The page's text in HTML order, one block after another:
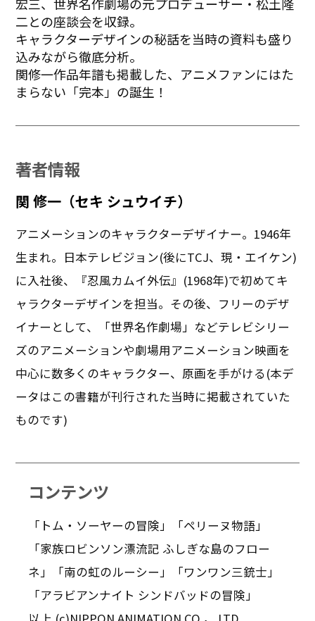
宏三、世界名作劇場の元プロデューサー・松土隆
二との座談会を収録。
キャラクターデザインの秘話を当時の資料も盛り
込みながら徹底分析。
関修一作品年譜も掲載した、アニメファンにはた
まらない「完本」の誕生！
著者情報
関 修一（セキ シュウイチ）
アニメーションのキャラクターデザイナー。1946年
生まれ。日本テレビジョン(後にTCJ、現・エイケン)
に入社後、『忍風カムイ外伝』(1968年)で初めてキ
ャラクターデザインを担当。その後、フリーのデザ
イナーとして、「世界名作劇場」などテレビシリー
ズのアニメーションや劇場用アニメーション映画を
中心に数多くのキャラクター、原画を手がける(本デ
ータはこの書籍が刊行された当時に掲載されていた
ものです)
コンテンツ
「トム・ソーヤーの冒険」「ペリーヌ物語」
「家族ロビンソン漂流記 ふしぎな島のフロー
ネ」「南の虹のルーシー」「ワンワン三銃士」
「アラビアンナイト シンドバッドの冒険」